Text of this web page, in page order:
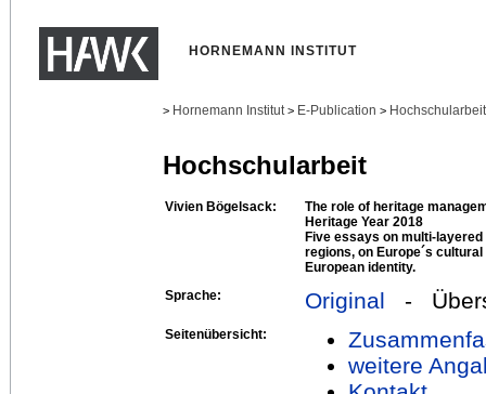
HORNEMANN INSTITUT
> Hornemann Institut > E-Publication >
Hochschularbeit
Vivien Bögelsack:
The role of heritage
Heritage Year 2018
Five essays on multi-
regions, on Europe´s
European identity.
Sprache:
Original -
Seitenübersicht:
weitere